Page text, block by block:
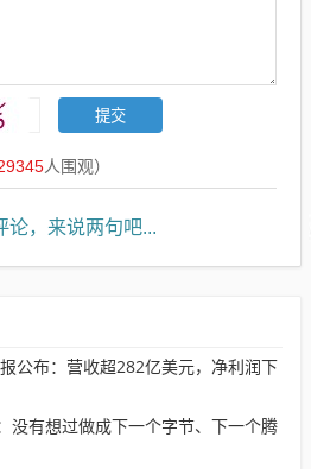
人围观）
论，来说两句吧...
公布：营收超282亿美元，净利润下
没有想过做成下一个字节、下一个腾